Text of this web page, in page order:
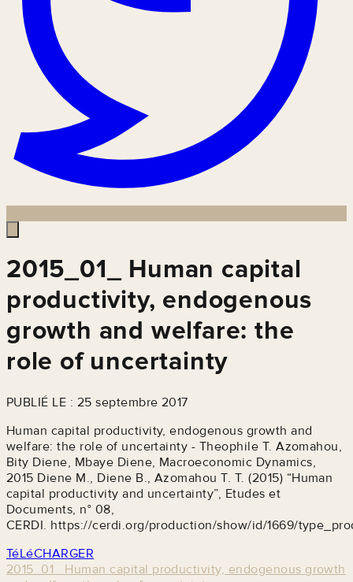
2015_01_ Human capital
productivity, endogenous
growth and welfare: the
role of uncertainty
PUBLIÉ LE : 25 septembre 2017
Human capital productivity, endogenous growth and
welfare: the role of uncertainty - Theophile T. Azomahou,
Bity Diene, Mbaye Diene, Macroeconomic Dynamics,
2015 Diene M., Diene B., Azomahou T. T. (2015) “Human
capital productivity and uncertainty”, Etudes et
Documents, n° 08,
CERDI. https://cerdi.org/production/show/id/1669/
TéLéCHARGER
2015_01_ Human capital productivity, endogenous growth